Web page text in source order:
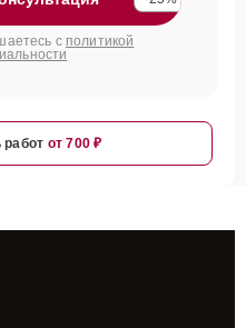
с политикой
работ от 700 ₽